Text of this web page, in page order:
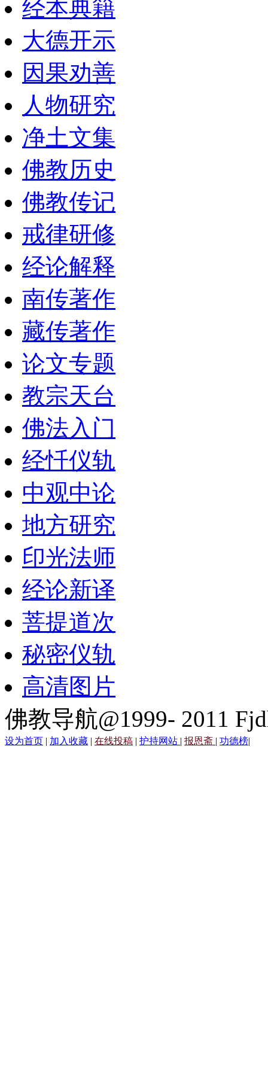
经本典籍
大德开示
因果劝善
人物研究
净土文集
佛教历史
佛教传记
戒律研修
经论解释
南传著作
藏传著作
论文专题
教宗天台
佛法入门
经忏仪轨
中观中论
地方研究
印光法师
经论新译
菩提道次
秘密仪轨
高清图片
佛教导航@1999- 2011
设为首页 | 加入收藏 | 在线投稿 | 护持网站 | 报恩斋 | 功德榜|